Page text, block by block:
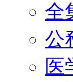
全
公
医